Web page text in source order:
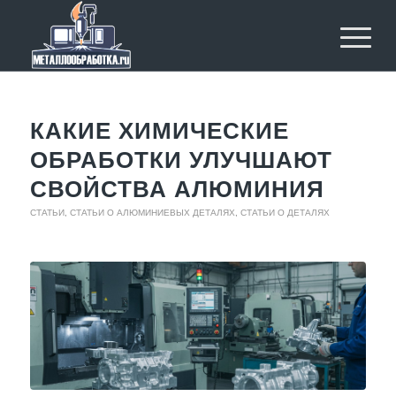
КАКИЕ ХИМИЧЕСКИЕ
ОБРАБОТКИ УЛУЧШАЮТ
СВОЙСТВА АЛЮМИНИЯ
СТАТЬИ, СТАТЬИ О АЛЮМИНИЕВЫХ ДЕТАЛЯХ СТАТЬИ О ДЕТАЛЯХ